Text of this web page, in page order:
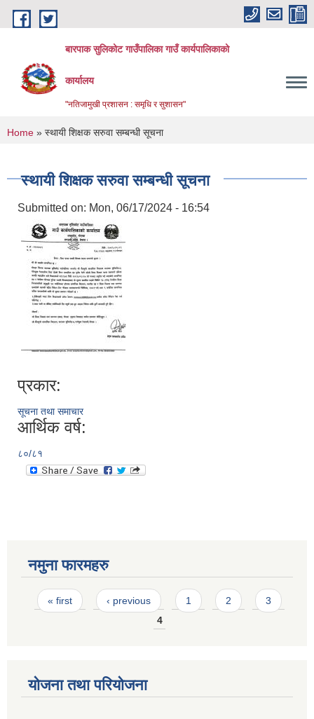
Skip to main content
बारपाक सुलिकोट गाउँपालिका गाउँ कार्यपालिकाको
कार्यालय
"नतिजामुखी प्रशासन : समृधि र सुशासन"
You are here
Home » स्थायी शिक्षक सरुवा सम्बन्धी सूचना
स्थायी शिक्षक सरुवा सम्बन्धी सूचना
Submitted on: Mon, 06/17/2024 - 16:54
प्रकार:
सूचना तथा समाचार
आर्थिक वर्ष:
८०/८१
नमुना फारमहरु
Pages
« first ‹ previous 1 2
3
4
योजना तथा परियोजना